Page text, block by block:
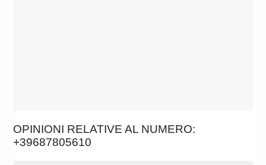
OPINIONI RELATIVE AL NUMERO:
+39687805610